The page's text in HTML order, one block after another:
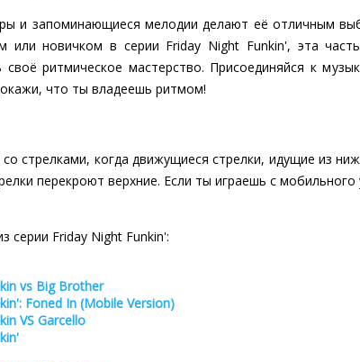
и запоминающиеся мелодии делают её отличным
или новичком в серии Friday Night Funkin', эта
своё ритмическое мастерство. Присоединяйся к
что ты владеешь ритмом!
стрелками, когда движущиеся стрелки, идущие из
перекроют верхние. Если ты играешь с
серии Friday Night Funkin':
vs Big Brother
Foned In (Mobile Version)
VS Garcello